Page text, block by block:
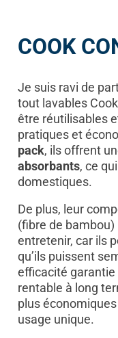
COOK
Je suis ravi de
tout lavables
être réutilisables
pratiques et
pack, ils offrent
absorbants, ce
domestiques.
De plus, leur
(fibre de
entretenir, car ils
qu’ils puissent
efficacité
rentable à long
plus
usage unique.